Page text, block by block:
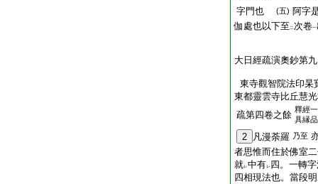
字門也
(五) 阿字
伽處也以下至 二次卷一
大日經疏演奧鈔第九
東寺觀智院法印杲
東都靈雲寺比丘慧
疏第四卷之餘 釋經一
具縁品
2 凡漫荼羅 乃至
者思惟而住於佛室
就レ中有レ四。一轉
四相現法也。當段明